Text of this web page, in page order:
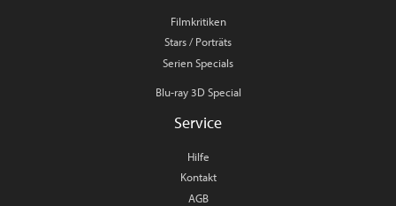
Filmkritiken
Stars / Porträts
Serien Specials
Blu-ray 3D Special
Service
Hilfe
Kontakt
AGB